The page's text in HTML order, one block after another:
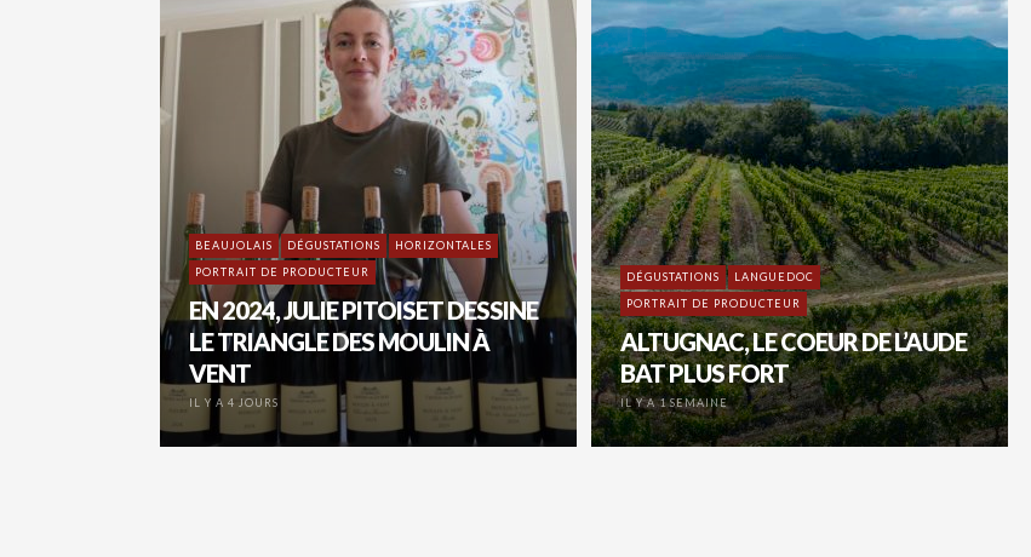
BEAUJOLAIS DÉGUSTATIONS
HORIZONTALES
PORTRAIT DE PRODUCTEUR
EN 2024, JULIE PITOISET DESSINE
LE TRIANGLE DES MOULIN À
VENT
IL Y A 4 JOURS
DÉGUSTATIONS
LANGUEDOC
PORTRAIT DE PRODUCTEUR
ALTUGNAC, LE COEUR DE L’AUDE
BAT PLUS FORT
IL Y A 1 SEMAINE